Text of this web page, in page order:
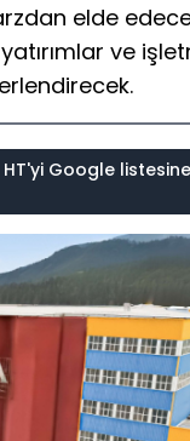
elde
ve
Google listesine